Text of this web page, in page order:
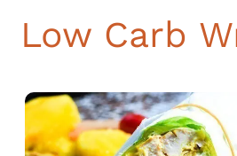
Low Carb